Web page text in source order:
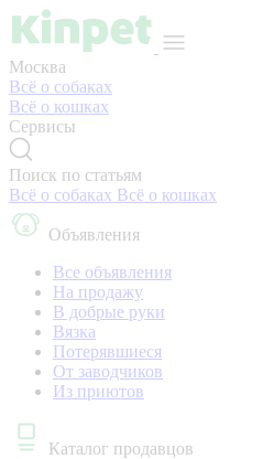
Москва
Всё о собаках
Всё о кошках
Сервисы
Поиск по статьям
Всё о собаках Всё о кошках
Объявления
Все объявления
На продажу
В добрые руки
Вязка
Потерявшиеся
От заводчиков
Из приютов
Каталог продавцов